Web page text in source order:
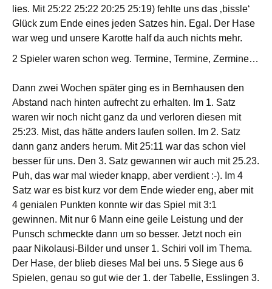
lies. Mit 25:22 25:22 20:25 25:19) fehlte uns das ‚bissle‘
Glück zum Ende eines jeden Satzes hin. Egal. Der Hase
war weg und unsere Karotte half da auch nichts mehr.
2 Spieler waren schon weg. Termine, Termine, Zermine…
Dann zwei Wochen später ging es in Bernhausen den
Abstand nach hinten aufrecht zu erhalten. Im 1. Satz
waren wir noch nicht ganz da und verloren diesen mit
25:23. Mist, das hätte anders laufen sollen. Im 2. Satz
dann ganz anders herum. Mit 25:11 war das schon viel
besser für uns. Den 3. Satz gewannen wir auch mit 25.23.
Puh, das war mal wieder knapp, aber verdient :-). Im 4
Satz war es bist kurz vor dem Ende wieder eng, aber mit
4 genialen Punkten konnte wir das Spiel mit 3:1
gewinnen. Mit nur 6 Mann eine geile Leistung und der
Punsch schmeckte dann um so besser. Jetzt noch ein
paar Nikolausi-Bilder und unser 1. Schiri voll im Thema.
Der Hase, der blieb dieses Mal bei uns. 5 Siege aus 6
Spielen, genau so gut wie der 1. der Tabelle, Esslingen 3.